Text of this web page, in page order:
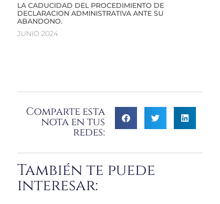
LA CADUCIDAD DEL PROCEDIMIENTO DE
DECLARACION ADMINISTRATIVA ANTE SU
ABANDONO.
JUNIO 2024
Comparte esta
nota en tus
redes:
También te puede
interesar: